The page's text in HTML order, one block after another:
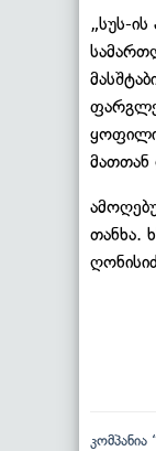
„სუს-
მათთან
თანხა.
კომპანია